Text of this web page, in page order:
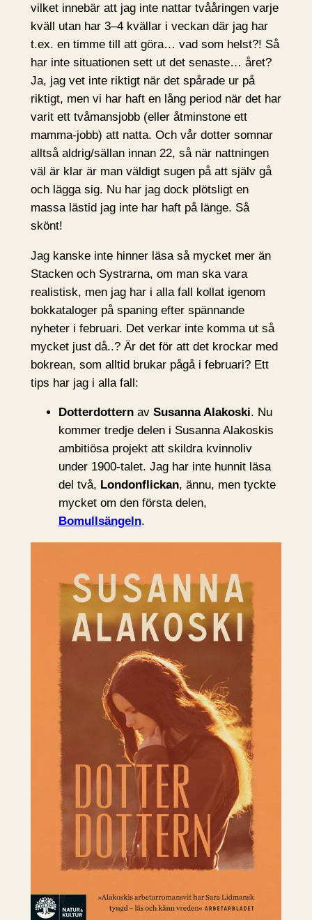
vilket innebär att jag inte nattar tvååringen varje
kväll utan har 3–4 kvällar i veckan där jag har
t.ex. en timme till att göra… vad som helst?! Så
har inte situationen sett ut det senaste… året?
Ja, jag vet inte riktigt när det spårade ur på
riktigt, men vi har haft en lång period när det har
varit ett tvåmansjobb (eller åtminstone ett
mamma-jobb) att natta. Och vår dotter somnar
alltså aldrig/sällan innan 22, så när nattningen
väl är klar är man väldigt sugen på att själv gå
och lägga sig. Nu har jag dock plötsligt en
massa lästid jag inte har haft på länge. Så
skönt!
Jag kanske inte hinner läsa så mycket mer än
Stacken och Systrarna, om man ska vara
realistisk, men jag har i alla fall kollat igenom
bokkataloger på spaning efter spännande
nyheter i februari. Det verkar inte komma ut så
mycket just då..? Är det för att det krockar med
bokrean, som alltid brukar pågå i februari? Ett
tips har jag i alla fall:
Dotterdotternav Susanna Alakoski. Nu
kommer tredje delen i Susanna Alakoskis
ambitiösa projekt att skildra kvinnoliv
under 1900-talet. Jag har inte hunnit läsa
del två, Londonflickan, ännu, men tyckte
mycket om den första delen,
Bomullsängeln.